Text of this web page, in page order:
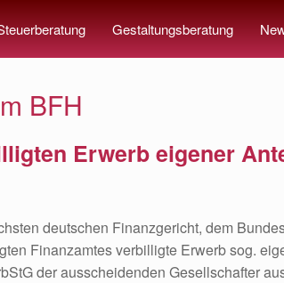
Gestaltungsberatung
BFH
Erwerb eigener
deutschen Finanzgericht, dem
Finanzamtes verbilligte Erwerb sog.
der ausscheidenden Gesellschafter